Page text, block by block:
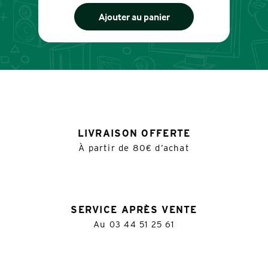
Ajouter au panier
LIVRAISON OFFERTE
À partir de 80€ d’achat
SERVICE APRÈS VENTE
Au 03 44 51 25 61